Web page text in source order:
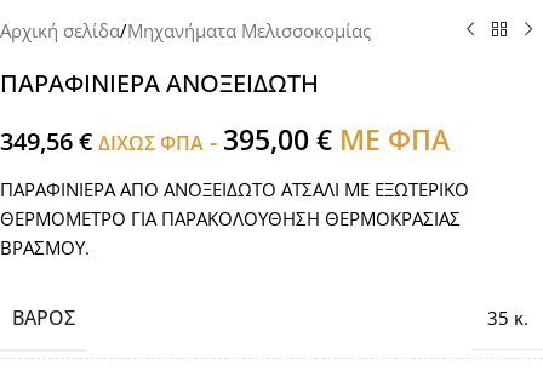
Αρχική σελίδα/Μηχανήματα Μελισσοκομίας
ΠΑΡΑΦΙΝΙΕΡΑ ΑΝΟΞΕΙΔΩΤΗ
349,56€ ΔΙΧΩΣ ΦΠΑ - 395,00€ ΜΕ ΦΠΑ
ΠΑΡΑΦΙΝΙΕΡΑ ΑΠΟ ΑΝΟΞΕΙΔΩΤΟ ΑΤΣΑΛΙ ΜΕ ΕΞΩΤΕΡΙΚΟ
ΘΕΡΜΟΜΕΤΡΟ ΓΙΑ ΠΑΡΑΚΟΛΟΥΘΗΣΗ ΘΕΡΜΟΚΡΑΣΙΑΣ
ΒΡΑΣΜΟΥ.
ΒΆΡΟΣ 35 κ.